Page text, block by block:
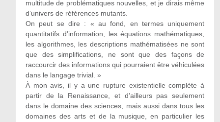
multitude de problématiques nouvelles, et je dirais même
d’univers de références mutants.
On peut se dire : « au fond, en termes uniquement
quantitatifs d’information, les équations mathématiques,
les algorithmes, les descriptions mathématisées ne sont
que des simplifications, ne sont que des façons de
raccourcir des informations qui pourraient être véhiculées
dans le langage trivial. »
À mon avis, il y a une rupture existentielle complète à
partir de la Renaissance, et d’ailleurs pas seulement
dans le domaine des sciences, mais aussi dans tous les
domaines des arts et de la musique, en particulier les